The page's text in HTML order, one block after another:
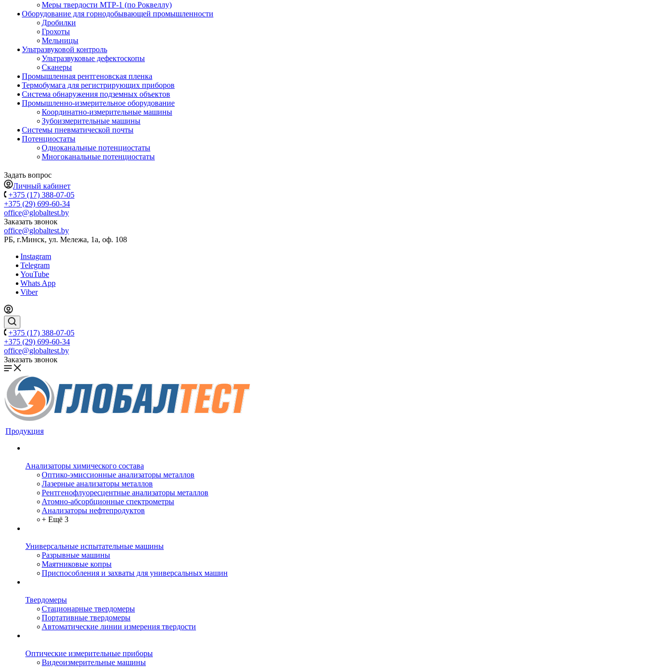
Меры твердости МТР-1 (по Роквеллу)
Оборудование для горнодобывающей промышленности
Дробилки
Грохоты
Мельницы
Ультразвуковой контроль
Ультразвуковые дефектоскопы
Сканеры
Промышленная рентгеновская пленка
Термобумага для регистрирующих приборов
Система обнаружения подземных объектов
Промышленно-измерительное оборудование
Координатно-измерительные машины
Зубоизмерительные машины
Системы пневматической почты
Потенциостаты
Одноканальные потенциостаты
Многоканальные потенциостаты
Задать вопрос
Личный кабинет
+375 (17) 388-07-05
+375 (29) 699-60-34
office@globaltest.by
Заказать звонок
office@globaltest.by
РБ, г.Минск, ул. Мележа, 1а, оф. 108
Instagram
Telegram
YouTube
Whats App
Viber
+375 (17) 388-07-05
+375 (29) 699-60-34
office@globaltest.by
Заказать звонок
Продукция
Анализаторы химического состава
Оптико-эмиссионные анализаторы металлов
Лазерные анализаторы металлов
Рентгенофлуоресцентные анализаторы металлов
Атомно-абсорбционные спектрометры
Анализаторы нефтепродуктов
+ Ещё 3
Универсальные испытательные машины
Разрывные машины
Маятниковые копры
Приспособления и захваты для универсальных машин
Твердомеры
Стационарные твердомеры
Портативные твердомеры
Автоматические линии измерения твердости
Оптические измерительные приборы
Видеоизмерительные машины